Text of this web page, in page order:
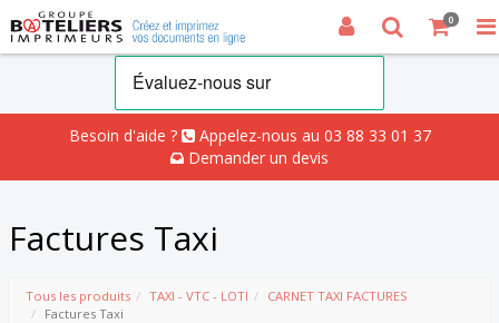
Besoin d'aide ?
Appelez-nous au 03 88 33 01 37
Demander un devis
0
Factures Taxi
Tous les produits TAXI - VTC - LOTI
CARNET TAXI FACTURES
Factures Taxi